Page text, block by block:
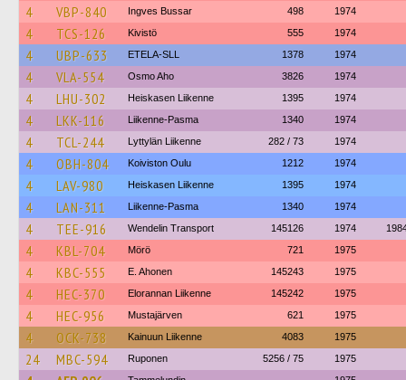
4 VBP-840 Ingves Bussar 498 1974
4 TCS-126 Kivistö 555 1974
4 UBP-633 ETELA-SLL 1378 1974
4 VLA-554 Osmo Aho 3826 1974
4 LHU-302 Heiskasen Liikenne 1395 1974
4 LKK-116 Liikenne-Pasma 1340 1974
4 TCL-244 Lyttylän Liikenne 282 / 73 1974
4 OBH-804 Koiviston Oulu 1212 1974
4 LAV-980 Heiskasen Liikenne 1395 1974
4 LAN-311 Liikenne-Pasma 1340 1974
4 TEE-916 Wendelin Transport 145126 1974
4 KBL-704 Mörö 721 1975
4 KBC-555 E. Ahonen 145243 1975
4 HEC-370 Elorannan Liikenne 145242 1975
4 HEC-956 Mustajärven 621 1975
4 OCK-738 Kainuun Liikenne 4083 1975
24 MBC-594 Ruponen 5256 / 75 1975